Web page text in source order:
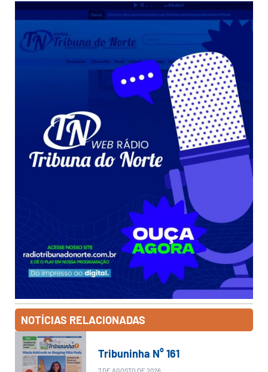
NOTÍCIAS RELACIONADAS
Tribuninha N° 161